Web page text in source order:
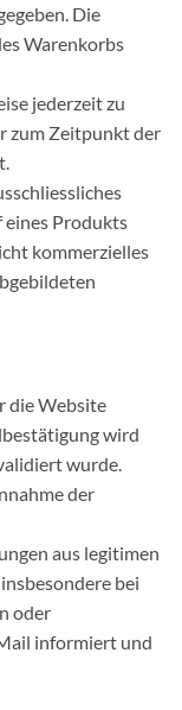
Die
Warenkorbs
jederzeit zu
zum Zeitpunkt der
eines Produkts
kommerzielles
die Website
wird
wurde.
der
aus legitimen
bei
oder
informiert und